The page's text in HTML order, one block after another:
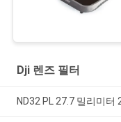
Dji 렌즈 필터
ND32 PL 27.7 밀리미터